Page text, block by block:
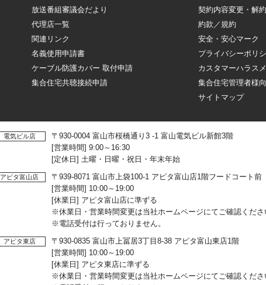
放送番組審議会だより
代理店一覧
関連リンク
名義使用申請書
ケーブル防護カバー 取付申請
集合住宅共聴接続申請
契約内容変更・解
約款／規約
安全・安心マーク
プライバシーポリ
カスタマーハラス
集合住宅管理者様
サイトマップ
電気ビル店
〒930-0004 富山市桜橋通り3 -1 富山電気ビル新館3階
[営業時間] 9:00～16:30
[定休日] 土曜・日曜・祝日・年末年始
アピタ富山店
〒939-8071 富山市上袋100-1 アピタ富山店1階フードコート前
[営業時間] 10:00～19:00
[休業日] アピタ富山店に準ずる
※休業日・営業時間変更は当社ホームページにてご確認くださ
※電話受付は行っておりません。
アピタ東店
〒930-0835 富山市上冨居3丁目8-38 アピタ富山東店1階
[営業時間] 10:00～19:00
[休業日] アピタ東店に準ずる
※休業日・営業時間変更は当社ホームページにてご確認くださ